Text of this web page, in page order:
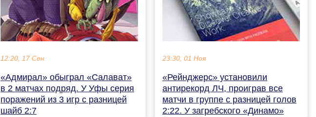
12:20, 17 Сен
«Адмирал» обыграл «Салават»
в 2 матчах подряд. У Уфы серия
поражений из 3 игр с разницей
шайб 2:7
23:30, 01 Ноя
«Рейнджерс» установили
антирекорд ЛЧ, проиграв все
матчи в группе с разницей голов
2:22. У загребского «Динамо»